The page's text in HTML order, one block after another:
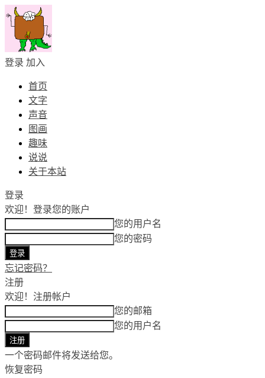
登录 加入
首页
文字
声音
图画
趣味
说说
关于本站
登录
欢迎！ 登录您的账户
您的用户名
您的密码
忘记密码？
注册
欢迎！ 注册帐户
您的邮箱
您的用户名
一个密码邮件将发送给您。
恢复密码